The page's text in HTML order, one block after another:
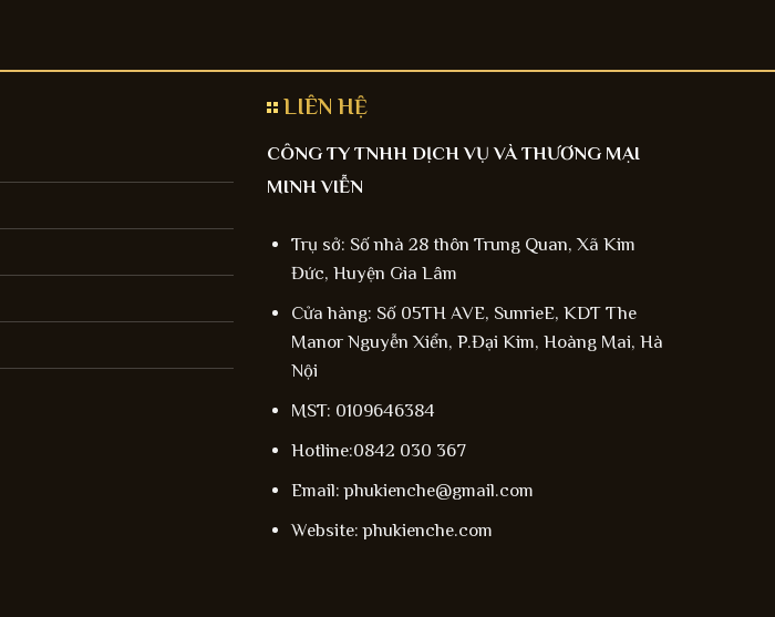
LIÊN HỆ
CÔNG TY TNHH DỊCH VỤ VÀ THƯƠNG MẠI
MINH VIỄN
Trụ sở: Số nhà 28 thôn Trung Quan, Xã Kim
Đức, Huyện Gia Lâm
Cửa hàng: Số 05TH AVE, SunrieE, KDT The
Manor Nguyễn Xiển, P.Đại Kim, Hoàng Mai, Hà
Nội
MST: 0109646384
Hotline:0842 030 367
Email: phukienche@gmail.com
Website: phukienche.com